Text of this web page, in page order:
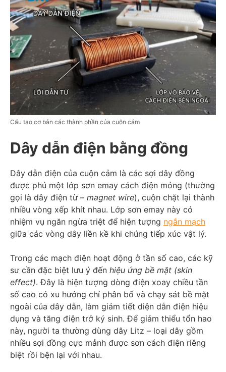
Cấu tạo cơ bản các thành phần của cuộn cảm
Dây dẫn điện bằng đồng
Dây dẫn điện của cuộn cảm là các sợi dây đồng
được phủ một lớp sơn emay cách điện mỏng (thường
gọi là dây điện từ – magnet wire), cuộn chặt lại thành
nhiều vòng xếp khít nhau. Lớp sơn emay này có
nhiệm vụ ngăn ngừa triệt để hiện tượng ngắn mạch
giữa các vòng dây liền kề khi chúng tiếp xúc vật lý.
Trong các mạch điện hoạt động ở tần số cao, các kỹ
sư cần đặc biệt lưu ý đến hiệu ứng bề mặt (skin
effect). Đây là hiện tượng dòng điện xoay chiều tần
số cao có xu hướng chỉ phân bố và chạy sát bề mặt
ngoài của dây dẫn, làm giảm tiết diện dẫn điện hiệu
dụng và tăng điện trở ký sinh. Để giảm thiểu tổn hao
này, người ta thường dùng dây Litz – loại dây gồm
nhiều sợi đồng cực mảnh được sơn cách điện riêng
biệt rồi bện lại với nhau.